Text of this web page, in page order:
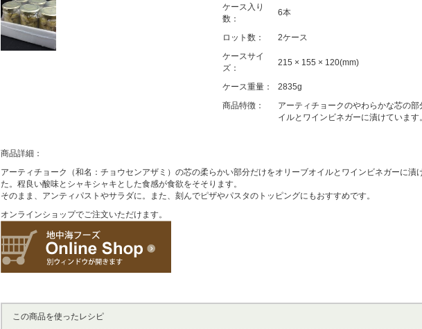
ケース入り
数：
6本
ロット数：
2ケース
ケースサイ
ズ：
215 × 155 × 120(mm)
ケース重量：
2835g
商品特徴：
アーティチョークのやわらかな芯の部
イルとワインビネガーに漬けています。
商品詳細：
アーティチョーク（和名：チョウセンアザミ）の芯の柔らかい部分だけをオリーブオイルとワインビネガーに漬
た。程良い酸味とシャキシャキとした食感が食欲をそそります。
そのまま、アンティパストやサラダに。また、刻んでピザやパスタのトッピングにもおすすめです。
オンラインショップでご注文いただけます。
この商品を使ったレシピ